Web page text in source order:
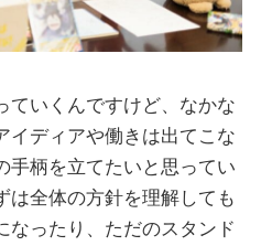
ていくんですけど、なかな
イディアや働きは出てこな
手柄を立てたいと思ってい
は全体の方針を理解しても
なったり、ただのスタンド